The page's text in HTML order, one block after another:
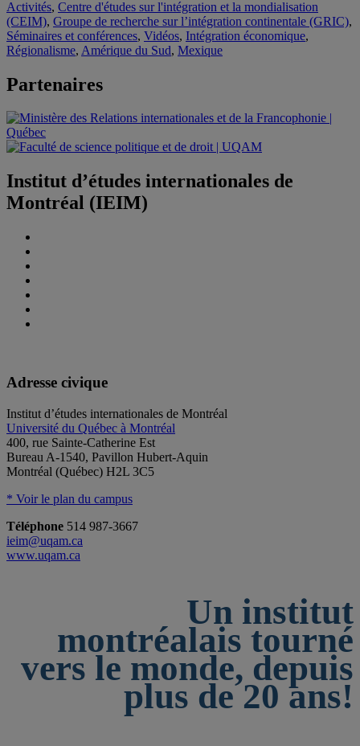
Activités, Centre d'études sur l'intégration et la mondialisation
(CEIM), Groupe de recherche sur l’intégration continentale (GRIC),
Séminaires et conférences, Vidéos, Intégration économique,
Régionalisme, Amérique du Sud, Mexique
Partenaires
Institut d’études internationales de
Montréal (IEIM)
Adresse civique
Institut d’études internationales de Montréal
Université du Québec à Montréal
400, rue Sainte-Catherine Est
Bureau A-1540, Pavillon Hubert-Aquin
Montréal (Québec) H2L 3C5
* Voir le plan du campus
Téléphone 514 987-3667
ieim@uqam.ca
www.uqam.ca
Un institut
montréalais tourné
vers le monde, depuis
plus de 20 ans!